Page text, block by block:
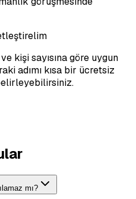
kişi sayısına göre uygun
adımı kısa bir ücretsiz
mı?